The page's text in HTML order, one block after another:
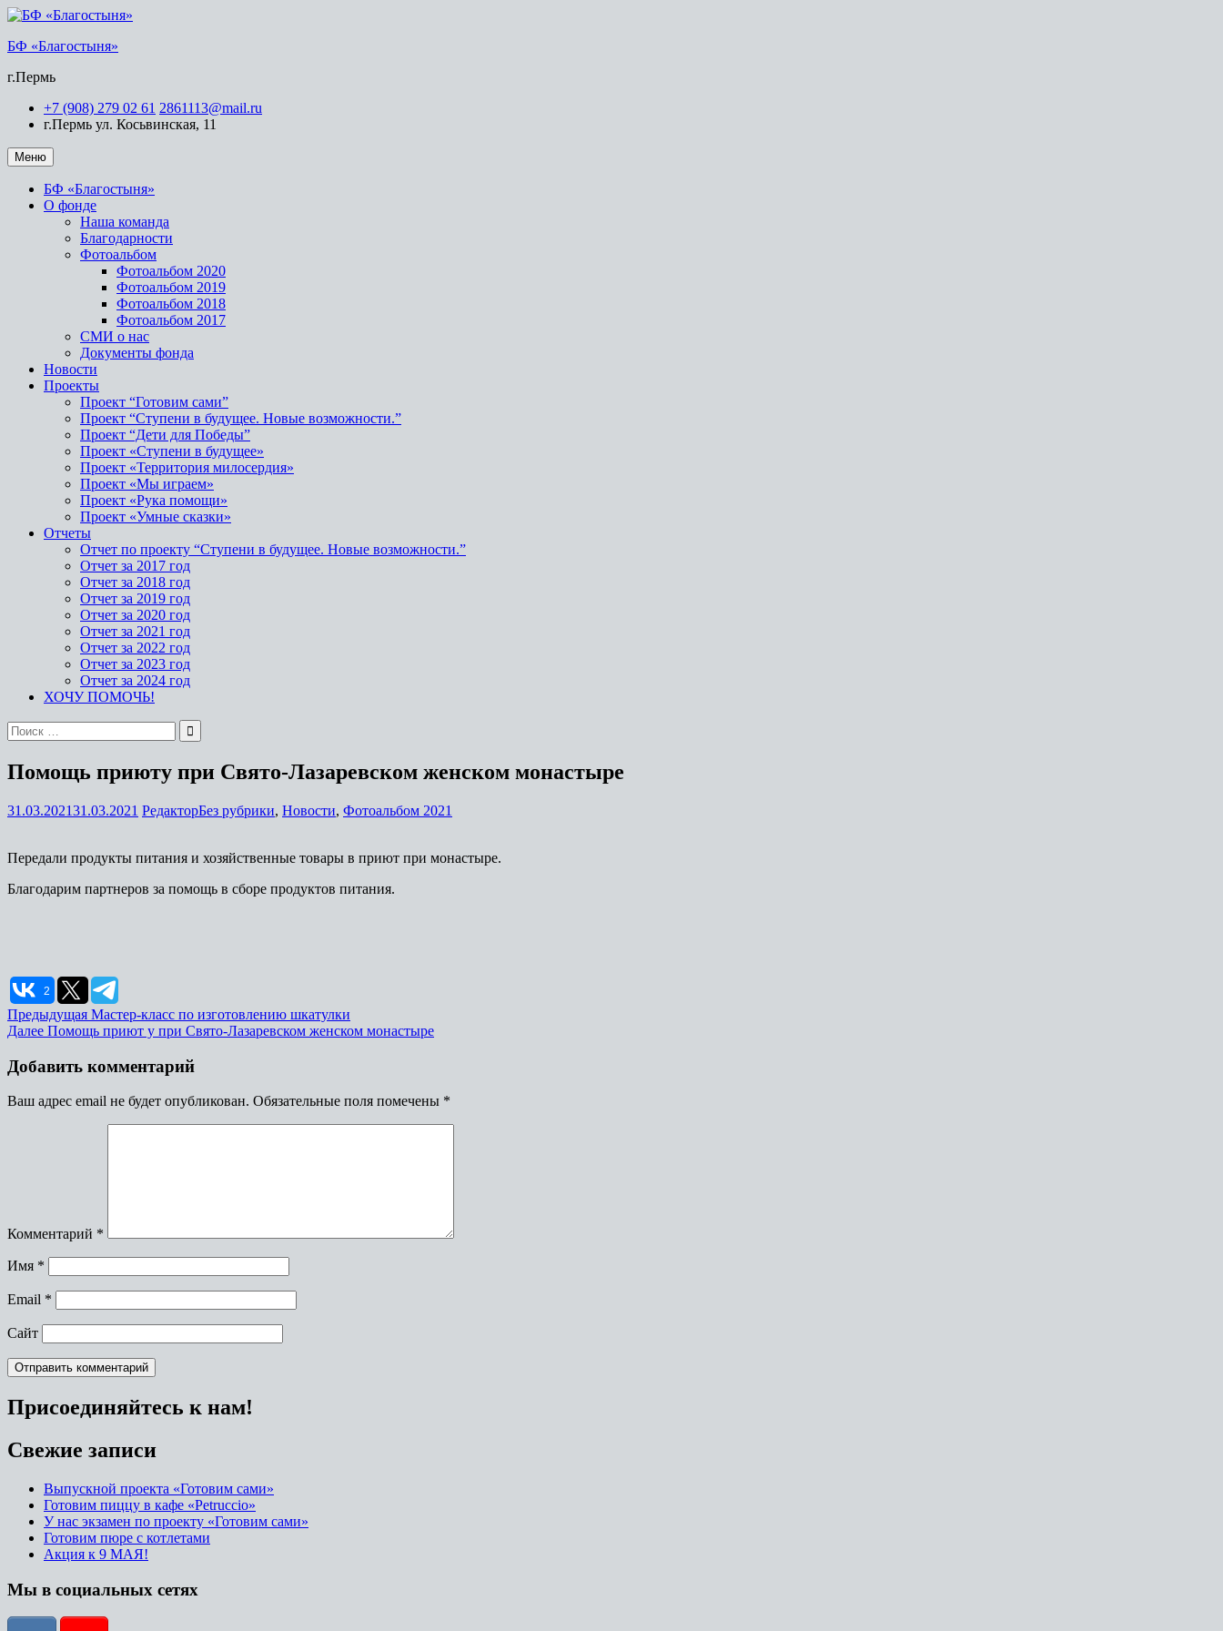
Перейти
содержимому
БФ «Благостыня»
г.Пермь
+7 (908) 279 02 61 2861113@mail.ru
г.Пермь ул. Косьвинская, 11
Меню
БФ «Благостыня»
О фонде
Наша команда
Благодарности
Фотоальбом
Фотоальбом 2020
Фотоальбом 2019
Фотоальбом 2018
Фотоальбом 2017
СМИ о нас
Документы фонда
Новости
Проекты
Проект “Готовим сами”
Проект “Ступени в будущее. Новые возможности.”
Проект “Дети для Победы”
Проект «Ступени в будущее»
Проект «Территория милосердия»
Проект «Мы играем»
Проект «Рука помощи»
Проект «Умные сказки»
Отчеты
Отчет по проекту “Ступени в будущее. Новые возможности.”
Отчет за 2017 год
Отчет за 2018 год
Отчет за 2019 год
Отчет за 2020 год
Отчет за 2021 год
Отчет за 2022 год
Отчет за 2023 год
Отчет за 2024 год
ХОЧУ ПОМОЧЬ!
Поиск
по:
Помощь приюту при Свято-Лазаревском женском монастыре
31.03.202131.03.2021 РедакторБез рубрики, Новости, Фотоальбом 2021
Передали продукты питания и хозяйственные товары в приют при монастыре.
Благодарим партнеров за помощь в сборе продуктов питания.
2
Навигация
по
записям
Предыдущая Предыдущая
запись:
Мастер-класс по изготовлению шкатулки
Далее Следующая
Помощь приют у при Свято-Лазаревском женском монастыре
Добавить комментарий
Ваш адрес email не будет опубликован. Обязательные поля помечены *
Комментарий *
Имя *
Email *
Сайт
Присоединяйтесь к нам!
Свежие записи
Выпускной проекта «Готовим сами»
Готовим пиццу в кафе «Petruccio»
У нас экзамен по проекту «Готовим сами»
Готовим пюре с котлетами
Акция к 9 МАЯ!
Мы в социальных сетях